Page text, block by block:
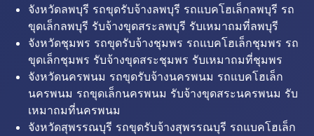
จังหวัดลพบุรี รถขุดรับจ้างลพบุรี รถแบคโฮเล็กลพบุรี รถ
ขุดเล็กลพบุรี รับจ้างขุดสระลพบุรี รับเหมาถมที่ลพบุรี
จังหวัดชุมพร รถขุดรับจ้างชุมพร รถแบคโฮเล็กชุมพร รถ
ขุดเล็กชุมพร รับจ้างขุดสระชุมพร รับเหมาถมที่ชุมพร
จังหวัดนครพนม รถขุดรับจ้างนครพนม รถแบคโฮเล็ก
นครพนม รถขุดเล็กนครพนม รับจ้างขุดสระนครพนม รับ
เหมาถมที่นครพนม
จังหวัดสุพรรณบุรี รถขุดรับจ้างสุพรรณบุรี รถแบคโฮเล็ก